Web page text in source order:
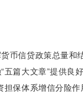
货币信贷政策总量和
篇大文章”提供良
保体系增信分险